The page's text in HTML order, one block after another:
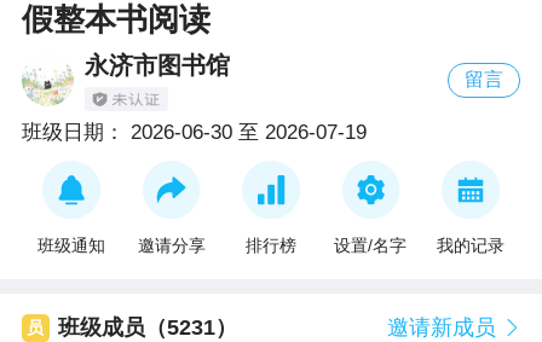
假整本书阅读
永济市图书馆
留言
班级日期： 2026-06-30至 2026-07-19
班级通知 邀请分享 排行榜 设置/名字 我的记录
员 班级成员（5231） 邀请新成员